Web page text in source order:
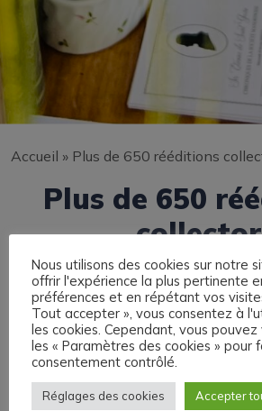
Accueil » Plus de 650 rééditions
Plus de 650
Nous utilisons des cookies sur notre
offrir l'expérience la plus pertinente
préférences et en répétant vos
Tout accepter », vous consentez à
les cookies. Cependant, vous
les « Paramètres des cookies » pour
consentement contrôlé.
Réglages des cookies Accepter